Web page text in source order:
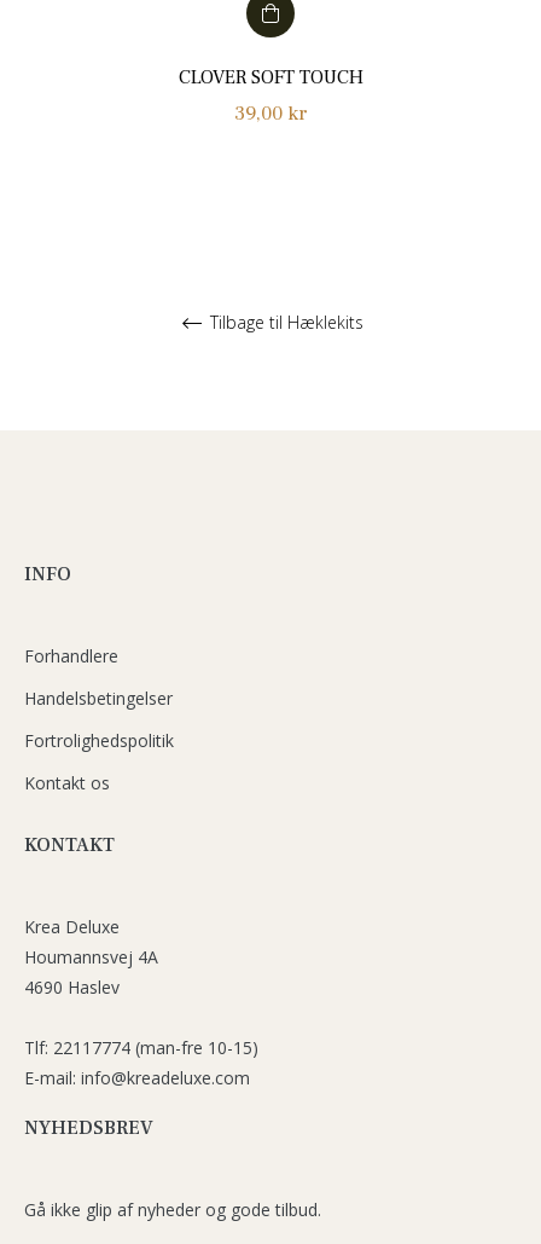
CLOVER SOFT TOUCH
Normalpris
39,00 kr
Tilbage til Hæklekits
INFO
Forhandlere
Handelsbetingelser
Fortrolighedspolitik
Kontakt os
KONTAKT
Krea Deluxe
Houmannsvej 4A
4690 Haslev
Tlf: 22117774 (man-fre 10-15)
E-mail: info@kreadeluxe.com
NYHEDSBREV
Gå ikke glip af nyheder og gode tilbud.